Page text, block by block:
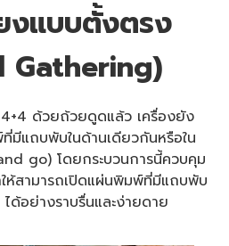
งแบบตั้งตรง
Gathering)
ด้วยถ้วยดูดแล้ว เครื่องยัง
มีแถบพับในด้านเดียวกันหรือใน
go) โดยกระบวนการนี้ควบคุม
ห้สามารถเปิดแผ่นพิมพ์ที่มีแถบพับ
ด้อย่างราบรื่นและง่ายดาย